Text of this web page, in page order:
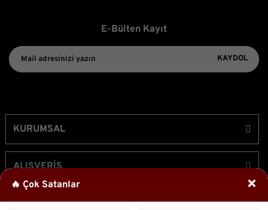
🔥 Çok Satanlar ×
E-Bülten Kayıt
KAYDOL
KURUMSAL
ALIŞVERİŞ
ÜYELİK